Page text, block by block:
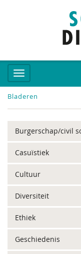
Bladeren
Burgerschap/civil
Casuïstiek
Cultuur
Diversiteit
Ethiek
Geschiedenis